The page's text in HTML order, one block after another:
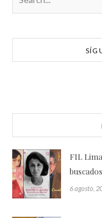
FIL
6 agosto,